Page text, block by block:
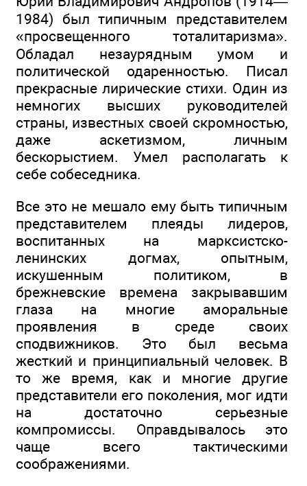
1984) был типичным представителем
«просвещенного тоталитаризма».
Обладал незаурядным умом и
политической одаренностью. Писал
прекрасные лирические стихи. Один из
немногих высших руководителей
страны, известных своей скромностью,
даже аскетизмом, личным
бескорыстием. Умел располагать к
себе собеседника.
Все это не мешало ему быть типичным
представителем плеяды лидеров,
воспитанных на марксистско-
ленинских догмах, опытным,
искушенным политиком, в
брежневские времена закрывавшим
глаза на многие аморальные
проявления в среде своих
сподвижников. Это был весьма
жесткий и принципиальный человек. В
то же время, как и многие другие
представители его поколения, мог идти
на достаточно серьезные
компромиссы. Оправдывалось это
чаще всего тактическими
соображениями.